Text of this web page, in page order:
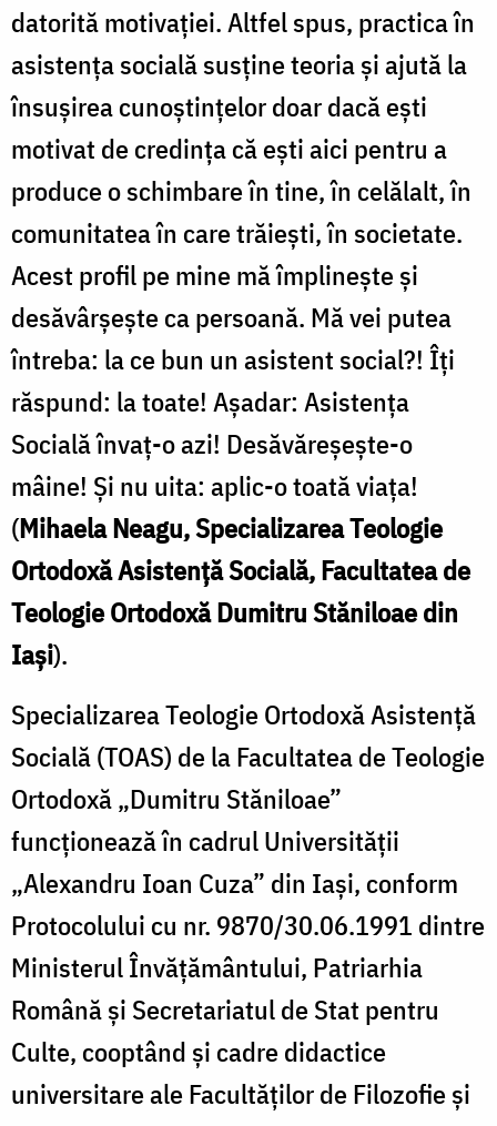
datorită motivației. Altfel spus, practica în
asistența socială susține teoria și ajută la
însușirea cunoștințelor doar dacă ești
motivat de credința că ești aici pentru a
produce o schimbare în tine, în celălalt, în
comunitatea în care trăiești, în societate.
Acest profil pe mine mă împlinește și
desăvârșește ca persoană. Mă vei putea
întreba: la ce bun un asistent social?! Îți
răspund: la toate! Așadar: Asistența
Socială învaț-o azi! Desăvăreșește-o
mâine! Și nu uita: aplic-o toată viața!
(Mihaela Neagu, Specializarea Teologie
Ortodoxă Asistență Socială, Facultatea de
Teologie Ortodoxă Dumitru Stăniloae din
Iași).
Specializarea Teologie Ortodoxă Asistență
Socială (TOAS) de la Facultatea de Teologie
Ortodoxă „Dumitru Stăniloae”
funcționează în cadrul Universității
„Alexandru Ioan Cuza” din Iași, conform
Protocolului cu nr. 9870/30.06.1991 dintre
Ministerul Învăţământului, Patriarhia
Română şi Secretariatul de Stat pentru
Culte, cooptând și cadre didactice
universitare ale Facultăților de Filozofie și